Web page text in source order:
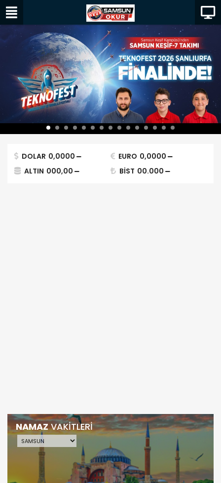
DOLAR 0,0000 EURO 0,0000
ALTIN 000,00 BİST 00.000
NAMAZVAKİTLERİ